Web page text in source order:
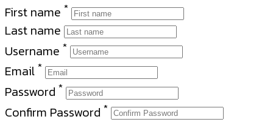
First name *
Last name
Username *
Email *
Password *
Confirm Password *